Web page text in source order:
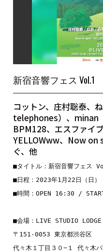
新宿音響フェス Vol.1
コットン、庄村聡泰、
telephones）、minan
BPM128、エスファイ
YELLOWww、Now on
ぐ、他
■タイトル：新宿音響フェス
■日程：2023年1月22日（日）
■時間：OPEN 16:30 /
■会場：LIVE STUDIO LODGE
〒151-0053 東京都渋谷区
代々木１丁目３０−１ 代々木